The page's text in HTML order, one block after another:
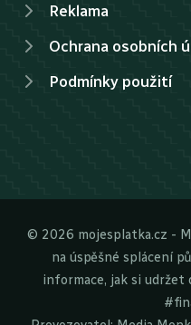
Reklama
Ochrana osobních
Podmínky použití
© 2026 mojesplatka.cz -
na úspěšné splácení
informace, jak si